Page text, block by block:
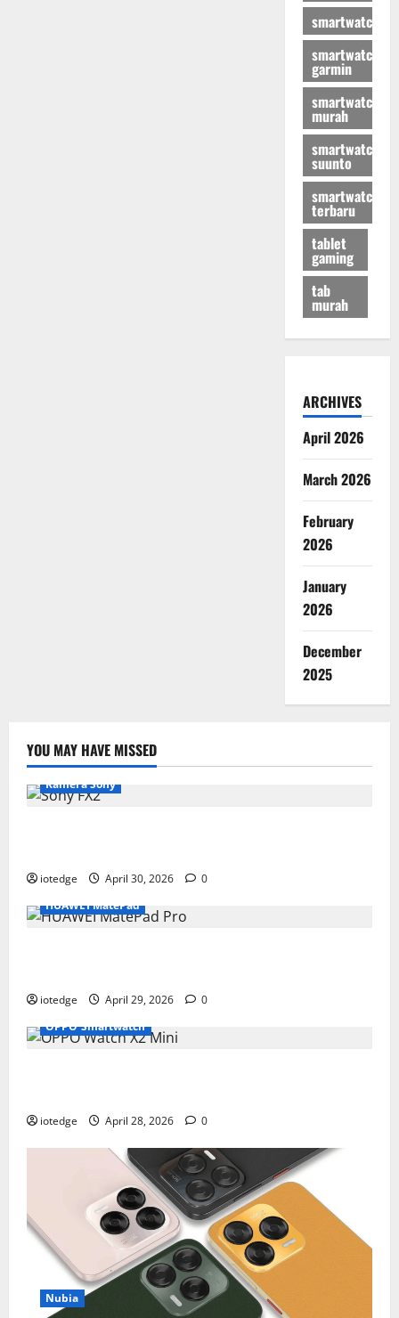
smartwatch
smartwatch
garmin
smartwatch
murah
smartwatch
suunto
smartwatch
terbaru
tablet
gaming
tab
murah
ARCHIVES
April 2026
March 2026
February
2026
January
2026
December
2025
YOU MAY HAVE MISSED
Kamera Sony
iotedge April 30, 2026
0
HUAWEI MatePad
iotedge April 29, 2026
0
OPPO Smartwatch
iotedge April 28, 2026 0
Nubia